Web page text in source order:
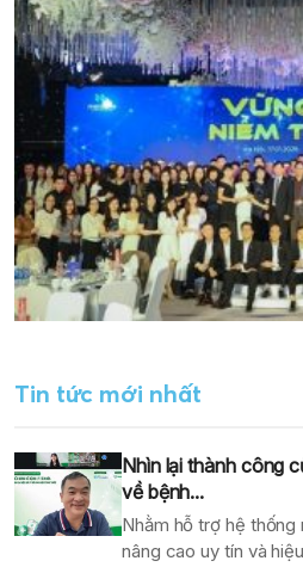
Tin tức mới nhất
Nhìn lại thành công
về bệnh...
Nhằm hỗ trợ hệ
nâng cao uy tín và